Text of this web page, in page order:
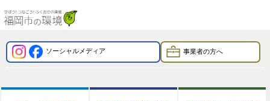
ソーシャルメディア 事業者の方へ